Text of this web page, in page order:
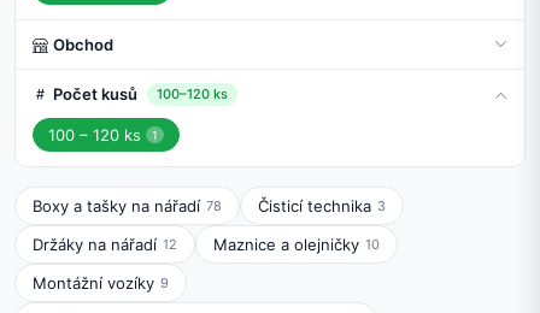
Obchod
Počet kusů 100–120 ks
100 – 120 ks 1
Boxy a tašky na nářadí 78 Čisticí technika 3
Držáky na nářadí 12 Maznice a olejničky 10
Montážní vozíky 9